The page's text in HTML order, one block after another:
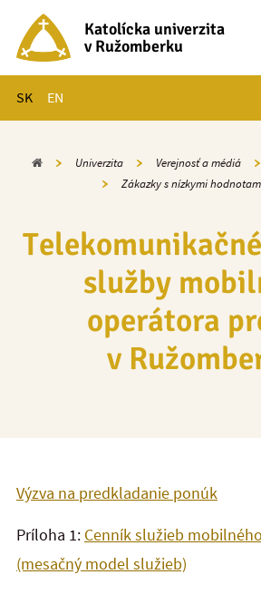
Katolícka univerzita
v Ružomberku
SK EN
Hlavné menu
Domov Univerzita Verejnosť a médiá
Zákazky s nízkymi
služby
operátora
v
Výzva na predkladanie ponúk
Príloha 1: Cenník služieb
(mesačný model služieb)